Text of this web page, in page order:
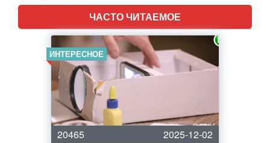
ЧАСТО ЧИТАЕМОЕ
ИНТЕРЕСНОЕ
20465
2025-12-02